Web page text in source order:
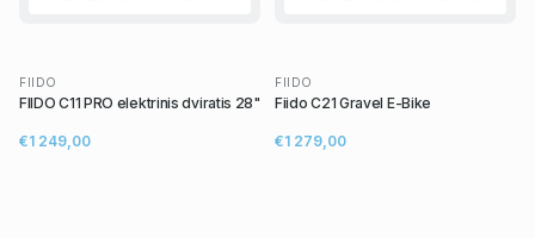
FIIDO
FIIDO C11 PRO elektrinis dviratis 28"
€1 249,00
FIIDO
Fiido C21 Gravel E-Bike
€1 279,00